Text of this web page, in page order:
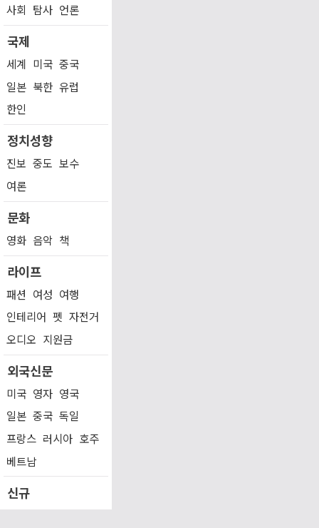
사회 탐사 언론
국제
세계 미국 중국
일본 북한 유럽
한인
정치성향
진보 중도 보수
여론
문화
영화 음악 책
라이프
패션 여성 여행
인테리어 펫 자전거
오디오 지원금
외국신문
미국 영자 영국
일본 중국 독일
프랑스 러시아 호주
베트남
신규